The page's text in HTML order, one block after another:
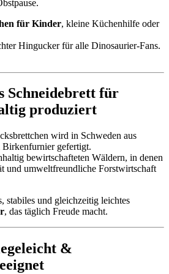
für Kinder, kleine Küchenhilfe oder
Hingucker für alle Dinosaurier-Fans.
Schneidebrett für
produziert
wird in Schweden aus
gefertigt.
bewirtschafteten Wäldern, in denen
und umweltfreundliche Forstwirtschaft
stabiles und gleichzeitig leichtes
, das täglich Freude macht.
&